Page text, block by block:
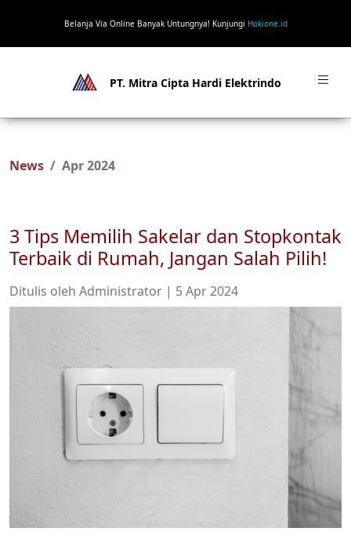
Belanja Via Online Banyak Untungnya! Kunjungi Hokione.id
PT. Mitra Cipta Hardi Elektrindo
News Apr 2024
3 Tips Memilih Sakelar dan Stopkontak
Terbaik di Rumah, Jangan Salah Pilih!
Ditulis oleh Administrator | 5 Apr 2024